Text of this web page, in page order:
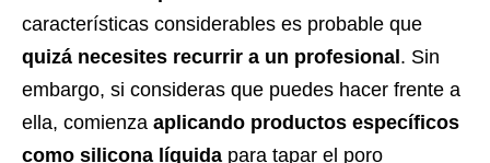
características considerables es probable que
quizá necesites recurrir a un profesional. Sin
embargo, si consideras que puedes hacer frente a
ella, comienza aplicando productos específicos
como silicona líquida para tapar el poro